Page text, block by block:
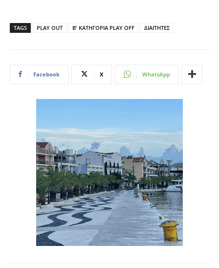
TAGS PLAY OUT Β' ΚΑΤΗΓΟΡΙΑ PLAY OFF ΔΙΑΙΤΗΤΕΣ
Facebook X WhatsApp